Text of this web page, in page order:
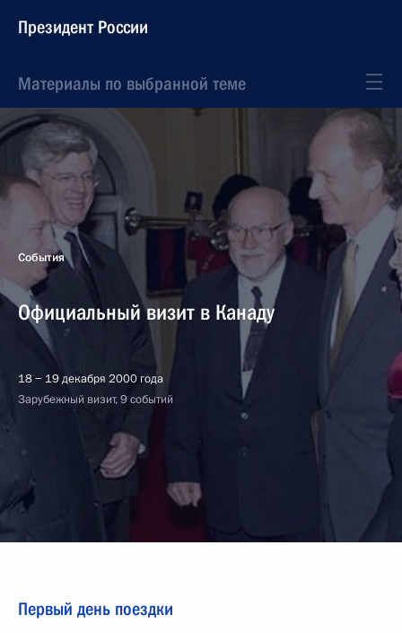
Президент России
Материалы по выбранной теме
События
Официальный визит в Канаду
18 − 19 декабря 2000 года
Зарубежный визит, 9 событий
Первый день поездки